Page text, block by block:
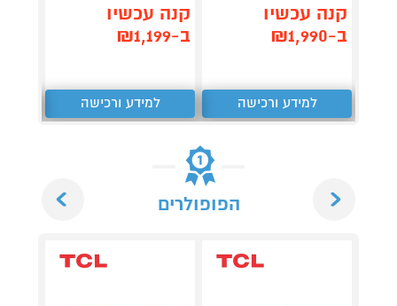
קנה עכשיו
ב-₪1,990
למידע ורכישה
קנה עכשיו
ב-₪1,199
למידע ורכישה
הפופולרים